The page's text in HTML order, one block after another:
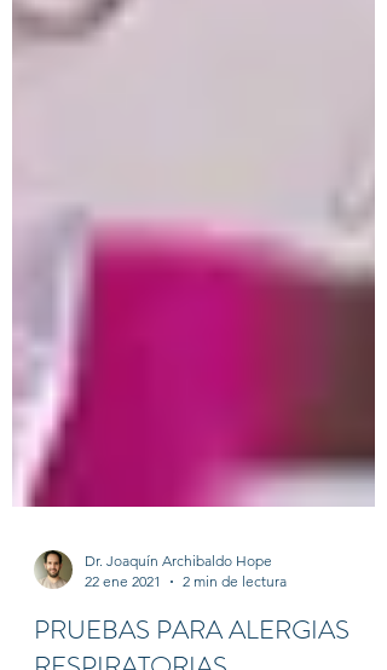
Dr. Joaquín Archibaldo Hope
22 ene 2021
2 min de lectura